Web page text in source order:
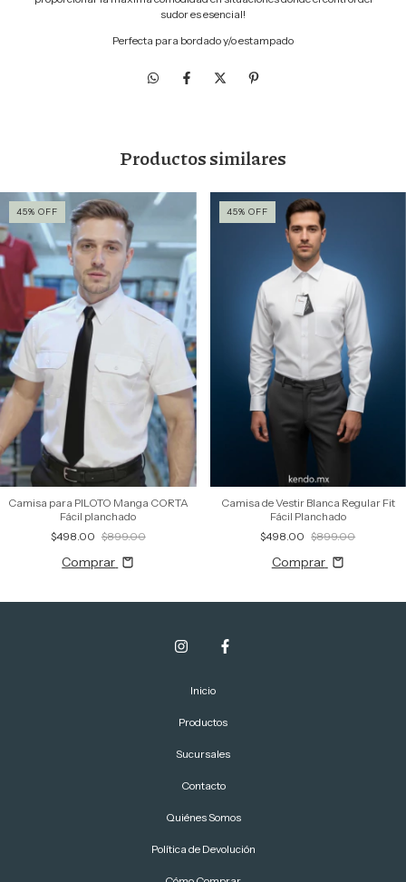
sudor es esencial!
Perfecta para bordado y/o estampado
Productos similares
45% OFF
Camisa para PILOTO Manga CORTA
Fácil planchado
$498.00 $899.00
Comprar
45% OFF
Camisa de Vestir Blanca Regular Fit
Fácil Planchado
$498.00 $899.00
Comprar
Inicio
Productos
Sucursales
Contacto
Quiénes Somos
Política de Devolución